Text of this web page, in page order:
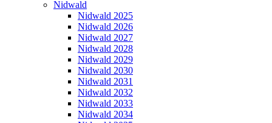
Nidwald
Nidwald 2025
Nidwald 2026
Nidwald 2027
Nidwald 2028
Nidwald 2029
Nidwald 2030
Nidwald 2031
Nidwald 2032
Nidwald 2033
Nidwald 2034